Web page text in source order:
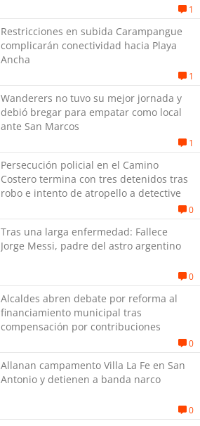
1
Restricciones en subida Carampangue
complicarán conectividad hacia Playa
Ancha
1
Wanderers no tuvo su mejor jornada y
debió bregar para empatar como local
ante San Marcos
1
Persecución policial en el Camino
Costero termina con tres detenidos tras
robo e intento de atropello a detective
0
Tras una larga enfermedad: Fallece
Jorge Messi, padre del astro argentino
0
Alcaldes abren debate por reforma al
financiamiento municipal tras
compensación por contribuciones
0
Allanan campamento Villa La Fe en San
Antonio y detienen a banda narco
0